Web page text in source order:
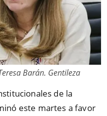
Barán. Gentileza
de la
este martes a favor